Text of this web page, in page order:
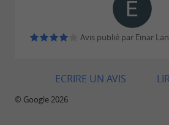
À RETROUVER
Organisez vos vacances sur
Avis publié par Einar
ECRIRE UN AVIS
© Google 2026